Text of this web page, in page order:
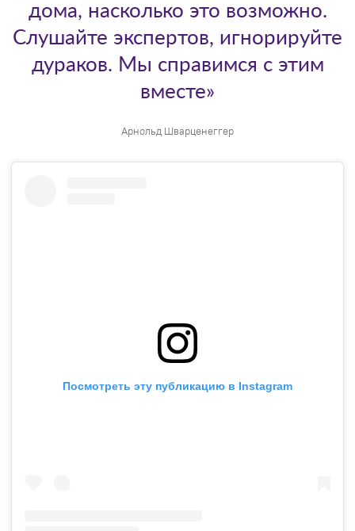
Арнольд Шварценеггер
дома, насколько это возможно.
Слушайте экспертов, игнорируйте
дураков. Мы справимся с этим
вместе»
Посмотреть эту публикацию в Instagram